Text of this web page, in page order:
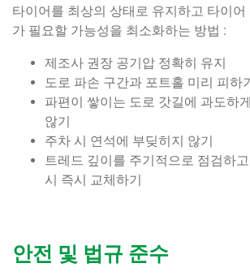
타이어를 최상의 상태로 유지하고 타이
가 필요할 가능성을 최소화하는 방법 :
제조사 권장 공기압 정확히 유지
도로 파손 구간과 포트홀 미리 피하
파편이 쌓이는 도로 갓길에 과도하
않기
주차 시 연석에 부딪히지 않기
트레드 깊이를 주기적으로 점검하
시 즉시 교체하기
안전 및 법규 준수